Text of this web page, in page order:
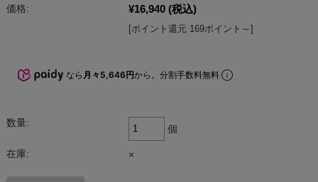
価格: ¥16,940 (税込)
[ポイント還元 169ポイント～]
なら 月々5,646円から。分割手数料無料
数量:
個
在庫: ×